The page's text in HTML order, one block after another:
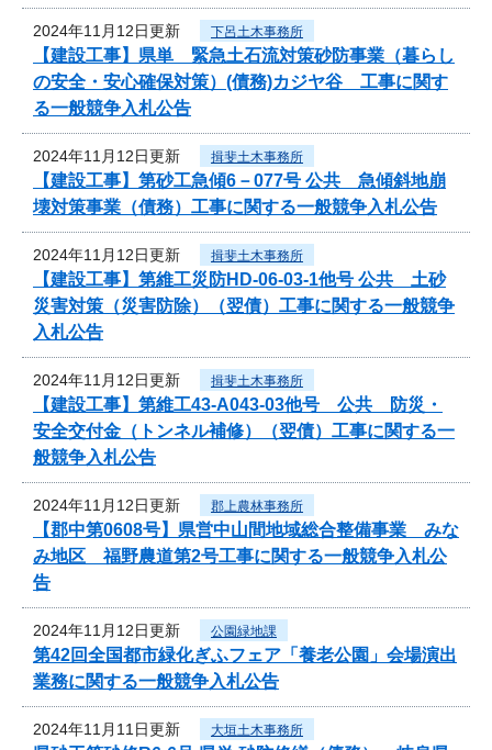
2024年11月12日更新 下呂土木事務所
【建設工事】県単 緊急土石流対策砂防事業（暮らし
の安全・安心確保対策）(債務)カジヤ谷 工事に関す
る一般競争入札公告
2024年11月12日更新 揖斐土木事務所
【建設工事】第砂工急傾6－077号 公共 急傾斜地崩
壊対策事業（債務）工事に関する一般競争入札公告
2024年11月12日更新 揖斐土木事務所
【建設工事】第維工災防HD-06-03-1他号 公共 土砂
災害対策（災害防除）（翌債）工事に関する一般競争
入札公告
2024年11月12日更新 揖斐土木事務所
【建設工事】第維工43-A043-03他号 公共 防災・
安全交付金（トンネル補修）（翌債）工事に関する一
般競争入札公告
2024年11月12日更新 郡上農林事務所
【郡中第0608号】県営中山間地域総合整備事業 みな
み地区 福野農道第2号工事に関する一般競争入札公
告
2024年11月12日更新 公園緑地課
第42回全国都市緑化ぎふフェア「養老公園」会場演出
業務に関する一般競争入札公告
2024年11月11日更新 大垣土木事務所